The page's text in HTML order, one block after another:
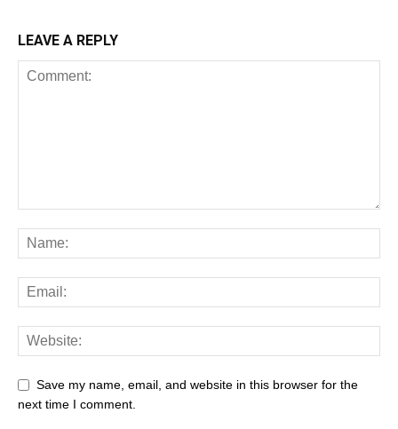
LEAVE A REPLY
Save my name, email, and website in this browser for the
next time I comment.